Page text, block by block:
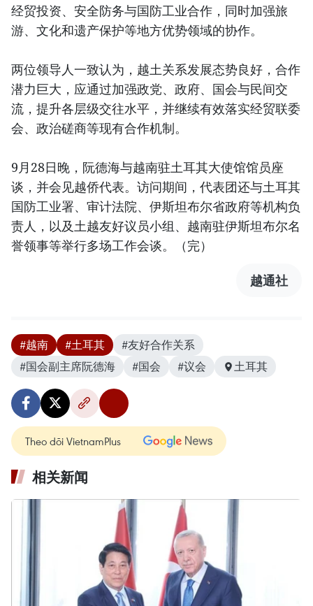
经贸投资、安全防务与国防工业合作，同时加强旅
游、文化和遗产保护等地方优势领域的协作。
两位领导人一致认为，越土关系发展态势良好，合作
潜力巨大，应通过加强政党、政府、国会与民间交
流，提升各层级交往水平，并继续有效落实经贸联委
会、政治磋商等现有合作机制。
9月28日晚，阮德海与越南驻土耳其大使馆馆员座
谈，并会见越侨代表。访问期间，代表团还与土耳其
国防工业署、审计法院、伊斯坦布尔省政府等机构负
责人，以及土越友好议员小组、越南驻伊斯坦布尔名
誉领事等举行多场工作会谈。（完）
越通社
#越南 #土耳其
#友好合作关系
#国会副主席阮德海
#国会 #议会 土耳其
Theo dõi VietnamPlus
相关新闻